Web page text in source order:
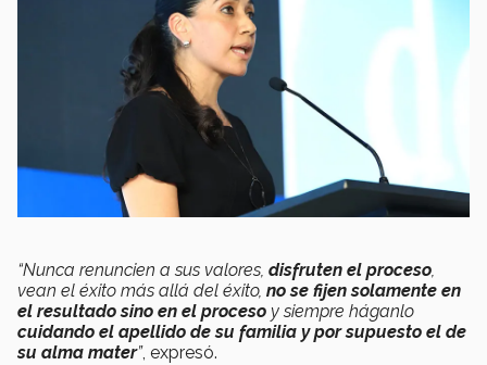
“Nunca renuncien a sus valores, disfruten el proceso,
vean el éxito más allá del éxito, no se fijen solamente en
el resultado sino en el proceso y siempre háganlo
cuidando el apellido de su familia y por supuesto el de
su alma mater”, expresó.